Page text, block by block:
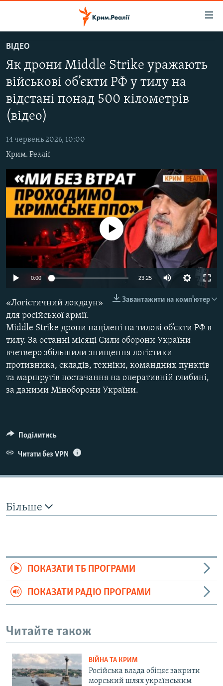
до
основного
матеріалу
до
основної
Перейти
до
НОВИНИ
ВОДА.КРИМ
ВІДЕО ТА ФОТО
ПОЛІТИКА
БЛОГИ
ПОГЛЯД
ІНТЕРВ'Ю
ВСЕ ЗА ДЕНЬ
СПЕЦПРОЕКТИ
ДЕПОРТАЦІЯ
ВІДЕОУРОКИ «ELIFBE»
СВІДЧЕННЯ ОКУПАЦІЇ
УКРАЇНСЬКА ПРОБЛЕМА КРИМУ
ЯК ОБІЙТИ БЛОКУВАННЯ
Русский
Qırımtatar
Усі сайти RFE/RL
ВІДЕО
Як дрони Middle Strike уражають
військові об’єкти РФ у тилу на
відстані понад 500 кілометрів
(відео)
14 червень 2026, 10:00
Крим. Реалії
360p
No media source currently available
0:00 23:25
480p
1080p
Завантажити на комп'ютер
«Логістичний локдаун»
для російської армії.
Middle Strike дрони націлені на тилові об’єкти РФ в
тилу. За останні місяці Сили оборони України
вчетверо збільшили знищення логістики
противника, складів, техніки, командних пунктів
та маршрутів постачання на оперативній глибині,
за даними Міноборони України.
Поділитись
Читати без VPN
Більше
ПОКАЗАТИ ТБ ПРОГРАМИ
ПОКАЗАТИ РАДІО ПРОГРАМИ
Читайте також
ВІЙНА ТА КРИМ
Російська влада обіцяє закрити
морський шлях українським